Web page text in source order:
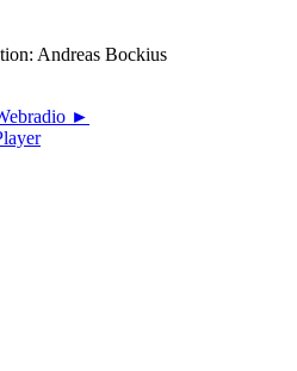
Andreas Bockius
►